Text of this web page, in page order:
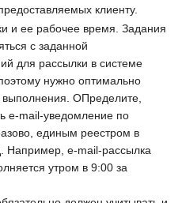
клиенту.
и ее рабочее время. Задания
с заданной
для рассылки в системе
нужно оптимально
ОПределите,
e-mail-уведомление по
единым реестром в
Например, e-mail-рассылка
утром в 9:00 за